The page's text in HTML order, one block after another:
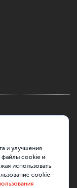
и улучшения
файлы cookie и
использовать
cookie-